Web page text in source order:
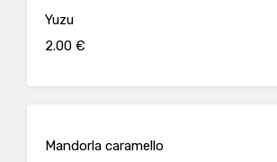
Yuzu
2.00 €
Mandorla caramello